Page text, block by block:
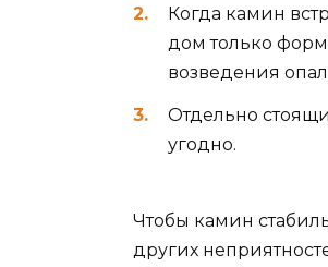
Когда камин
дом только
возведения
Отдельно
угодно.
Чтобы камин
других